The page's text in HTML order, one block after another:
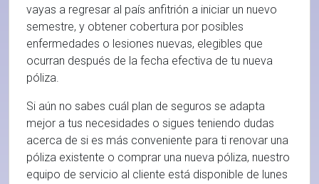
vayas a regresar al país anfitrión a iniciar un nuevo
semestre, y obtener cobertura por posibles
enfermedades o lesiones nuevas, elegibles que
ocurran después de la fecha efectiva de tu nueva
póliza.
Si aún no sabes cuál plan de seguros se adapta
mejor a tus necesidades o sigues teniendo dudas
acerca de si es más conveniente para ti renovar una
póliza existente o comprar una nueva póliza, nuestro
equipo de servicio al cliente está disponible de lunes